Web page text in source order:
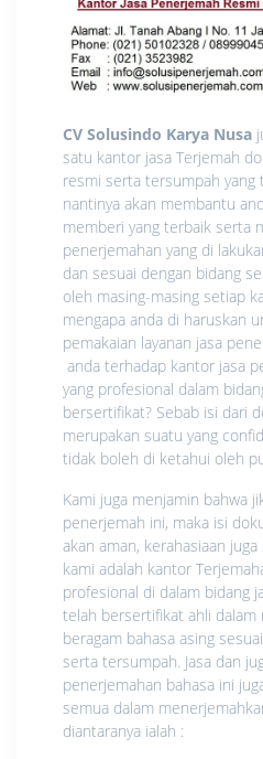
CV Solusindo Karya Nusa
satu kantor jasa Terjemah
resmi serta tersumpah yang
nantinya akan membantu
memberi yang terbaik serta
penerjemahan yang di
dan sesuai dengan bidang
oleh masing-masing setiap
mengapa anda di haruskan
pemakaian layanan jasa
anda terhadap kantor jasa
yang profesional dalam
bersertifikat? Sebab isi dari
merupakan suatu yang
tidak boleh di ketahui oleh
Kami juga menjamin bahwa
penerjemah ini, maka isi
akan aman, kerahasiaan
kami adalah kantor
profesional di dalam bidang
telah bersertifikat ahli dalam
beragam bahasa asing
serta tersumpah. Jasa dan
penerjemahan bahasa ini
semua dalam
diantaranya ialah :